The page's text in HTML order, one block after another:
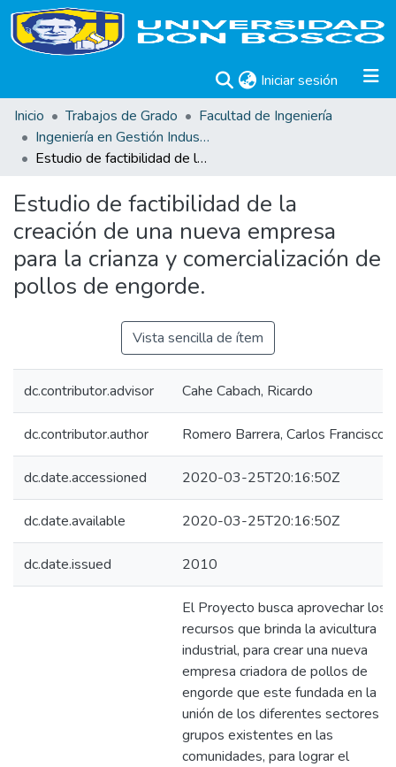
Iniciar sesión (current)
Inicio
Trabajos de Grado
Facultad de Ingeniería
Ingeniería en Gestión Industrial
Estudio de factibilidad de la creación de una nueva empresa para la crianza y comercialización de pollos de engorde.
Estudio de factibilidad de la
creación de una nueva empresa
para la crianza y comercialización de
pollos de engorde.
Vista sencilla de ítem
dc.contributor.advisor Cahe Cabach, Ricardo
dc.contributor.author Romero Barrera, Carlos Francisco
dc.date.accessioned 2020-03-25T20:16:50Z
dc.date.available 2020-03-25T20:16:50Z
dc.date.issued 2010
El Proyecto busca aprovechar los
recursos que brinda la avicultura
industrial, para crear una nueva
empresa criadora de pollos de
engorde que este fundada en la
unión de los diferentes sectores o
grupos existentes en las
comunidades, para lograr el